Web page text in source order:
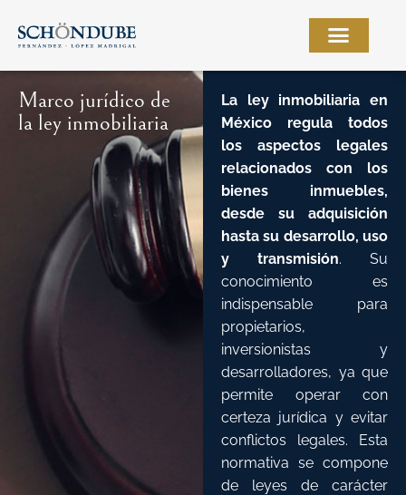
contenido
Marco jurídico de
la ley inmobiliaria
La ley inmobiliaria en
México regula todos
los aspectos legales
relacionados con los
bienes inmuebles,
desde su adquisición
hasta su desarrollo, uso
y transmisión. Su
conocimiento es
indispensable para
propietarios,
inversionistas y
desarrolladores, ya que
permite operar con
certeza jurídica y evitar
conflictos legales. Esta
normativa se compone
de leyes de carácter